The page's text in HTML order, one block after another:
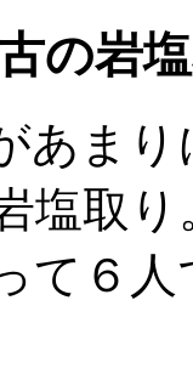
の岩
あま
塩取り
て６